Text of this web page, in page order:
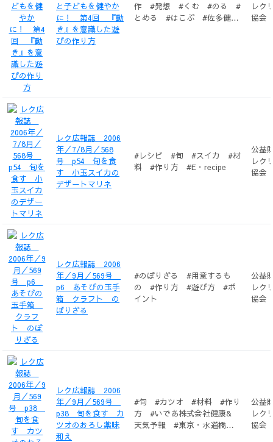
と子どもを健やか
に！ 第4回 『動
き』を意識した遊
びの作り方
作 #発想 #くむ #のる #
とめる #はこぶ #佐多健太
レク
協会
レク広報誌 2006
年／7/8月／568
号 p54 旬を食
す 小玉スイカの
デザートマリネ
#レシピ #旬 #スイカ #材
料 #作り方 #E・recipe
公益
レク
協会
レク広報誌 2006
年／9月／569号
p6 あそびの玉手
箱 クラフト の
ぼりざる
#のぼりざる #用意するも
の #作り方 #遊び方 #ポ
イント
公益
レク
協会
レク広報誌 2006
年／9月／569号
p38 旬を食す カ
ツオのおろし薬味
和え
#旬 #カツオ #材料 #作り
方 #いであ株式会社健康&
天気予報 #東京・水道橋
公益
レク
協会